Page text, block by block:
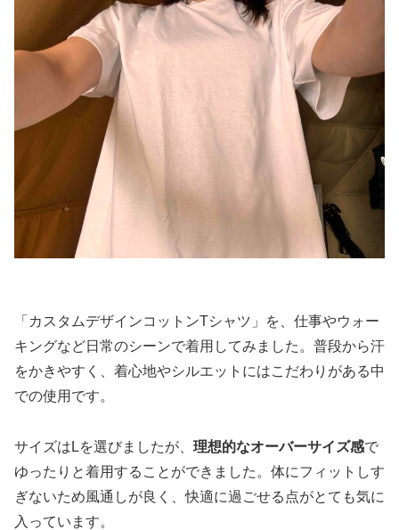
「カスタムデザインコットンTシャツ」を、仕事やウォー
キングなど日常のシーンで着用してみました。普段から汗
をかきやすく、着心地やシルエットにはこだわりがある中
での使用です。
サイズはLを選びましたが、 理想的なオーバーサイズ感で
ゆったりと着用することができました。体にフィットしす
ぎないため風通しが良く、快適に過ごせる点がとても気に
入っています。